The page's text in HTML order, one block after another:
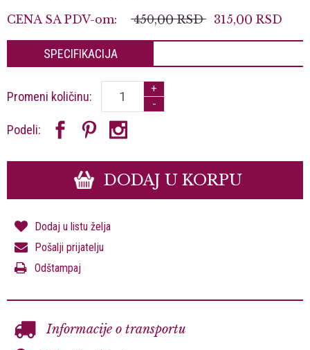
CENA SA PDV-om: 450,00RSD 315,00 RSD
SPECIFIKACIJA
Promeni količinu:
+
-
Podeli:
DODAJ U KORPU
Dodaj u listu želja
Pošalji prijatelju
Odštampaj
Informacije o transportu